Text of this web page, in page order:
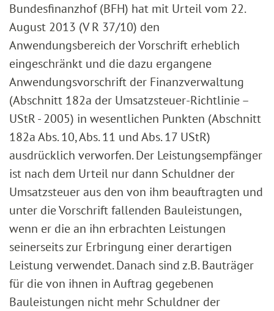
Bundesfinanzhof (BFH) hat mit Urteil vom 22.
August 2013 (V R 37/10) den
Anwendungsbereich der Vorschrift erheblich
eingeschränkt und die dazu ergangene
Anwendungsvorschrift der Finanzverwaltung
(Abschnitt 182a der Umsatzsteuer-Richtlinie –
UStR - 2005) in wesentlichen Punkten (Abschnitt
182a Abs. 10, Abs. 11 und Abs. 17 UStR)
ausdrücklich verworfen. Der Leistungsempfänger
ist nach dem Urteil nur dann Schuldner der
Umsatzsteuer aus den von ihm beauftragten und
unter die Vorschrift fallenden Bauleistungen,
wenn er die an ihn erbrachten Leistungen
seinerseits zur Erbringung einer derartigen
Leistung verwendet. Danach sind z.B. Bauträger
für die von ihnen in Auftrag gegebenen
Bauleistungen nicht mehr Schuldner der